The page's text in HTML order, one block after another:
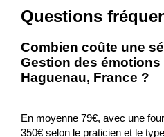
Questions
Combien coûte une
Gestion des émotions
Haguenau, France ?
En moyenne 79€, avec une
350€ selon le praticien et le